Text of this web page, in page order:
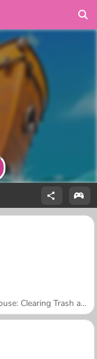
Clean House: Clearing Trash and Dirt